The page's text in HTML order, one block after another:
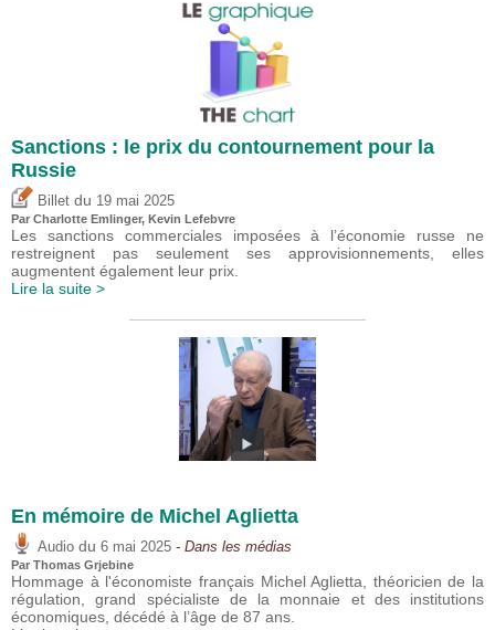
Sanctions : le prix du contournement pour la
Russie
Billet du 19 mai 2025
Par Charlotte Emlinger, Kevin Lefebvre
Les sanctions commerciales imposées à l’économie russe ne
restreignent pas seulement ses approvisionnements, elles
augmentent également leur prix.
Lire la suite >
En mémoire de Michel Aglietta
Audio du 6 mai 2025 - Dans les médias
Par Thomas Grjebine
Hommage à l'économiste français Michel Aglietta, théoricien de la
régulation, grand spécialiste de la monnaie et des institutions
économiques, décédé à l’âge de 87 ans.